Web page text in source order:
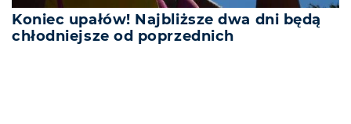
Koniec upałów! Najbliższe dwa dni będą
chłodniejsze od poprzednich